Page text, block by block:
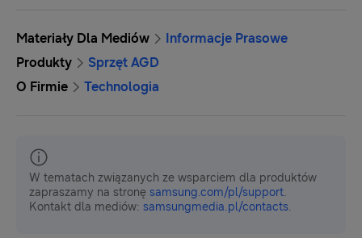
Materiały Dla Mediów
Informacje Prasowe
Produkty
Sprzęt AGD
O Firmie
Technologia
W tematach związanych ze wsparciem dla produktów
zapraszamy na stronę samsung.com/pl/support.
Kontakt dla mediów: samsungmedia.pl/contacts.